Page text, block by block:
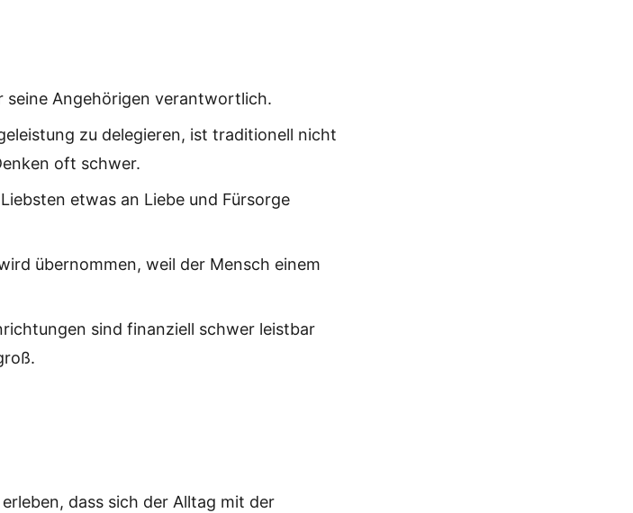
seine Angehörigen verantwortlich.
zu delegieren, ist traditionell nicht
oft schwer.
etwas an Liebe und Fürsorge
übernommen, weil der Mensch einem
sind finanziell schwer leistbar
dass sich der Alltag mit der